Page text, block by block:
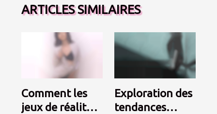
ARTICLES SIMILAIRES
Comment les
jeux de réalité
Exploration des
tendances